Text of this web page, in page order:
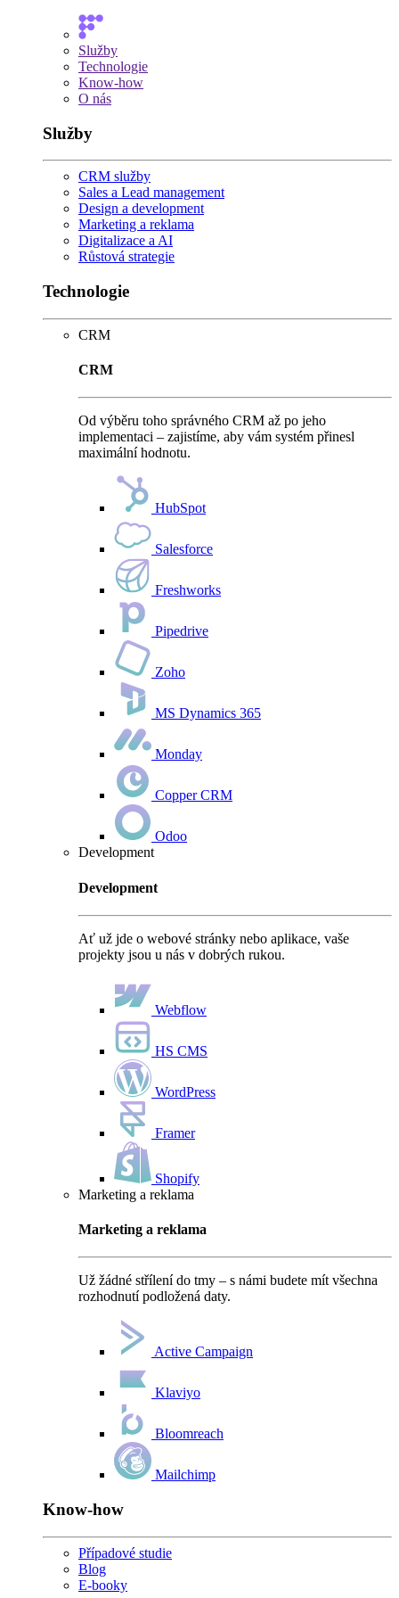
Služby
Technologie
Know-how
O nás
Služby
CRM služby
Sales a Lead management
Design a development
Marketing a reklama
Digitalizace a AI
Růstová strategie
Technologie
CRM
CRM
Od výběru toho správného CRM až po jeho
implementaci – zajistíme, aby vám systém přinesl
maximální hodnotu.
HubSpot
Salesforce
Freshworks
Pipedrive
Zoho
MS Dynamics 365
Monday
Copper CRM
Odoo
Development
Development
Ať už jde o webové stránky nebo aplikace, vaše
projekty jsou u nás v dobrých rukou.
Webflow
HS CMS
WordPress
Framer
Shopify
Marketing a reklama
Marketing a reklama
Už žádné střílení do tmy – s námi budete mít všechna
rozhodnutí podložená daty.
Active Campaign
Klaviyo
Bloomreach
Mailchimp
Know-how
Případové studie
Blog
E-booky